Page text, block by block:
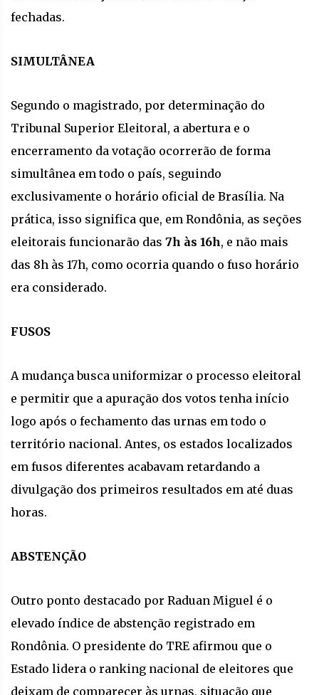
fechadas.
SIMULTÂNEA
Segundo o magistrado, por determinação do
Tribunal Superior Eleitoral, a abertura e o
encerramento da votação ocorrerão de forma
simultânea em todo o país, seguindo
exclusivamente o horário oficial de Brasília. Na
prática, isso significa que, em Rondônia, as seções
eleitorais funcionarão das 7h às 16h, e não mais
das 8h às 17h, como ocorria quando o fuso horário
era considerado.
FUSOS
A mudança busca uniformizar o processo eleitoral
e permitir que a apuração dos votos tenha início
logo após o fechamento das urnas em todo o
território nacional. Antes, os estados localizados
em fusos diferentes acabavam retardando a
divulgação dos primeiros resultados em até duas
horas.
ABSTENÇÃO
Outro ponto destacado por Raduan Miguel é o
elevado índice de abstenção registrado em
Rondônia. O presidente do TRE afirmou que o
Estado lidera o ranking nacional de eleitores que
deixam de comparecer às urnas, situação que